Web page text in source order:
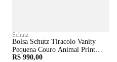
Schutz
Bolsa Schutz Tiracolo Vanity
Pequena Couro Animal Print
Cobra
R$ 990,00